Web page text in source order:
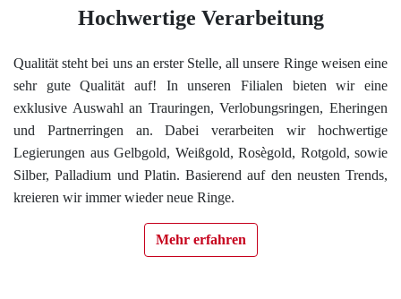
Hochwertige Verarbeitung
Qualität steht bei uns an erster Stelle, all unsere Ringe weisen eine
sehr gute Qualität auf! In unseren Filialen bieten wir eine
exklusive Auswahl an Trauringen, Verlobungsringen, Eheringen
und Partnerringen an. Dabei verarbeiten wir hochwertige
Legierungen aus Gelbgold, Weißgold, Rosègold, Rotgold, sowie
Silber, Palladium und Platin. Basierend auf den neusten Trends,
kreieren wir immer wieder neue Ringe.
Mehr erfahren
Ratgeber
Uhren Schmuck Reparatur Service
Verlobungsringe Köln